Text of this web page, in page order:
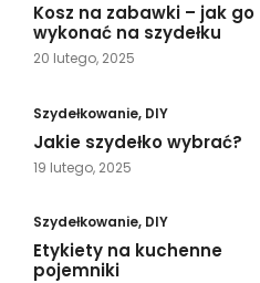
Kosz na zabawki – jak go
wykonać na szydełku
20 lutego, 2025
Szydełkowanie, DIY
Jakie szydełko wybrać?
19 lutego, 2025
Szydełkowanie, DIY
Etykiety na kuchenne
pojemniki